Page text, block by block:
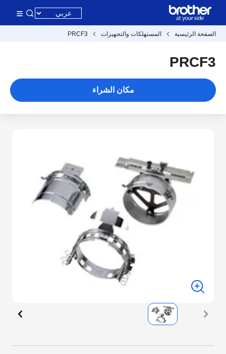
الصفحة الرئيسية المستهلكات والتجهيزات PRCF3
PRCF3
مكان الشراء